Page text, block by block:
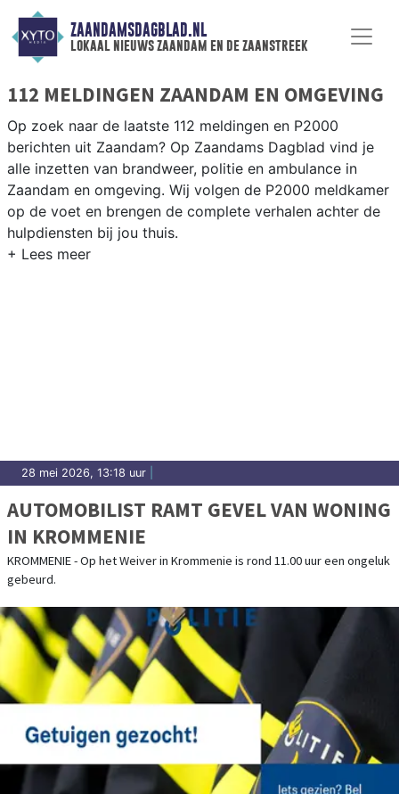
ZAANDAMSDAGBLAD.NL
lokaal nieuws zaandam en de zaanstreek
112 MELDINGEN ZAANDAM EN OMGEVING
Op zoek naar de laatste 112 meldingen en P2000
berichten uit Zaandam? Op Zaandams Dagblad vind je
alle inzetten van brandweer, politie en ambulance in
Zaandam en omgeving. Wij volgen de P2000 meldkamer
op de voet en brengen de complete verhalen achter de
hulpdiensten bij jou thuis.
28 mei 2026, 13:18 uur
AUTOMOBILIST RAMT GEVEL VAN WONING
IN KROMMENIE
KROMMENIE - Op het Weiver in Krommenie is rond 11.00 uur een ongeluk
gebeurd.